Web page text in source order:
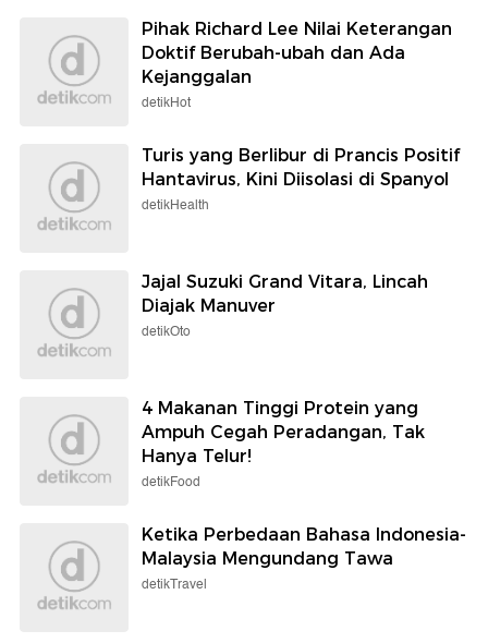
Pihak Richard Lee Nilai Keterangan
Doktif Berubah-ubah dan Ada
Kejanggalan
detikHot
Turis yang Berlibur di Prancis Positif
Hantavirus, Kini Diisolasi di Spanyol
detikHealth
Jajal Suzuki Grand Vitara, Lincah
Diajak Manuver
detikOto
4 Makanan Tinggi Protein yang
Ampuh Cegah Peradangan, Tak
Hanya Telur!
detikFood
Ketika Perbedaan Bahasa Indonesia-
Malaysia Mengundang Tawa
detikTravel